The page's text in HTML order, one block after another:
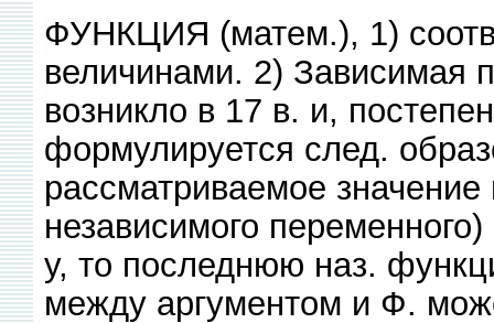
ФУНКЦИЯ (матем.), 1)
величинами. 2) Зависимая
возникло в 17 в. и,
формулируется след.
рассматриваемое
независимого
у, то последнюю наз.
между аргументом и Ф.